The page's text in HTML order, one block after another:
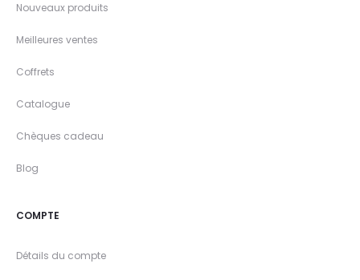
Nouveaux produits
Meilleures ventes
Coffrets
Catalogue
Chèques cadeau
Blog
COMPTE
Détails du compte